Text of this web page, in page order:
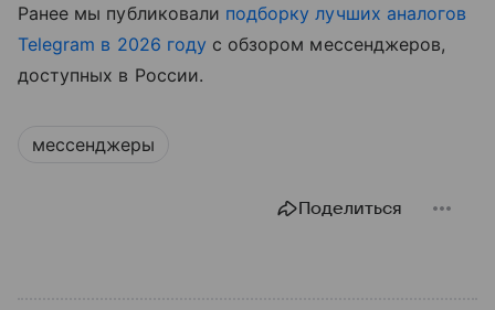
Ранее мы публиковали подборку лучших аналогов
Telegram в 2026 году с обзором мессенджеров,
доступных в России.
мессенджеры
Поделиться